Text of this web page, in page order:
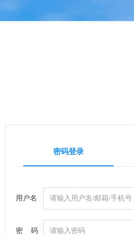
密码登录
用户名
密 码